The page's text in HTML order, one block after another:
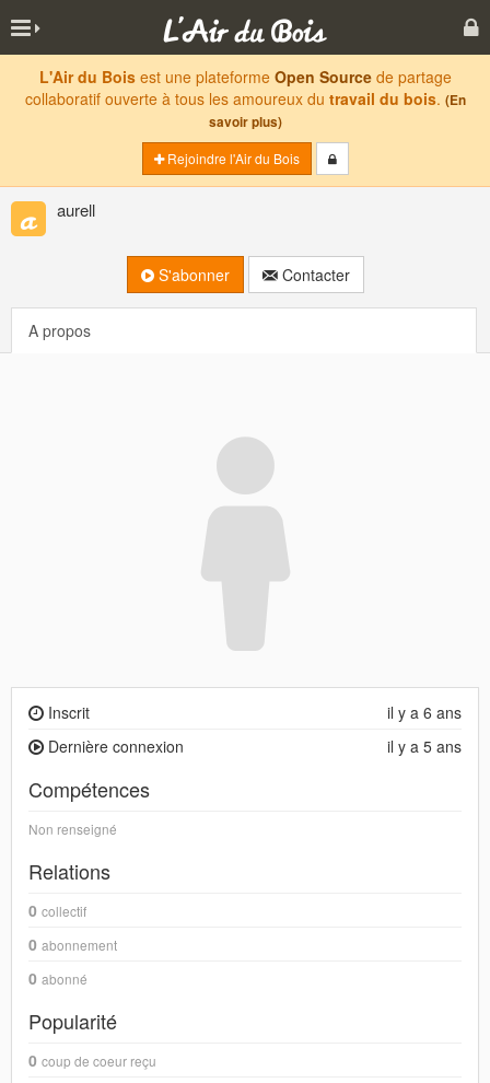
L'Air du Boisest une plateforme Open Sourcede partage
collaboratif ouverte à tous les amoureux du travail du bois. (En
savoir plus)
Rejoindre l'Air du Bois
aurell
S'abonner Contacter
A propos
il y a 6 ans
Inscrit
il y a 5 ans
Dernière connexion
Compétences
Non renseigné
Relations
0 collectif
0 abonnement
0 abonné
Popularité
0 coup de coeur reçu